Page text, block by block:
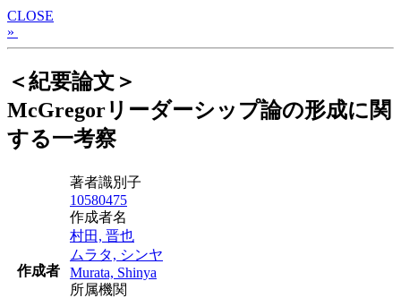
CLOSE
»
＜紀要論文＞
McGregorリーダーシップ論の形成に関
する一考察
作成者
著者識別子
10580475
作成者名
村田, 晋也
ムラタ, シンヤ
Murata, Shinya
所属機関